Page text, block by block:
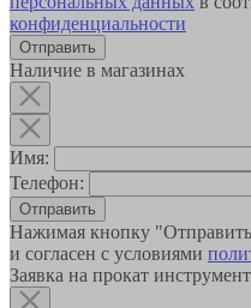
конфиденциальности
Наличие в магазинах
Имя:
Телефон:
Отправить
Нажимая кнопку
и согласен с условиями
Заявка на прокат